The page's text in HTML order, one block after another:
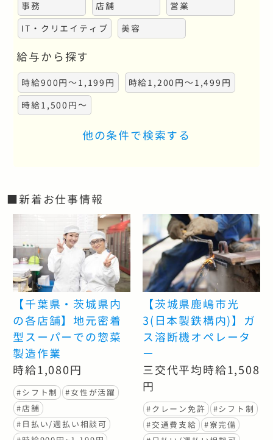
事務
店舗
営業
IT・クリエイティブ
美容
給与から探す
時給900円～1,199円
時給1,200円～1,499円
時給1,500円～
他の条件で検索する
■新着お仕事情報
【千葉県・茨城県内
の各店舗】地元密着
型スーパーでの惣菜
製造作業
時給1,080円
#シフト制
#女性が活躍
#店舗
#日払い/週払い相談可
【茨城県鹿嶋市光
3(日本製鉄構内)】ガ
ス溶断機オペレータ
ー
三交代平均時給1,508
円
#クレーン免許
#シフト制
#交通費支給
#寮完備